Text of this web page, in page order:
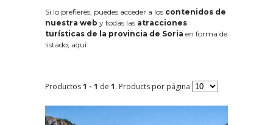
Si lo prefieres, puedes acceder a los contenidos de
nuestra web y todas las atracciones
turísticas de la provincia de Soria en forma de
listado, aquí:
Productos1 - 1 de 1. Products por página